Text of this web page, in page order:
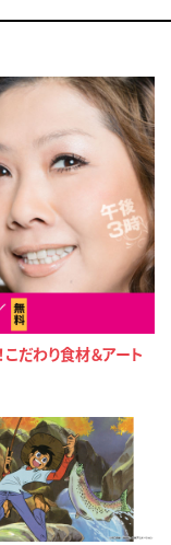
こだわり食材＆アート